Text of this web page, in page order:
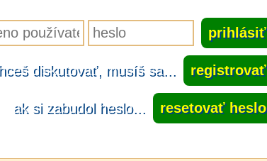
diskutovať, musíš sa... registrovať
ak si zabudol heslo... resetovať heslo